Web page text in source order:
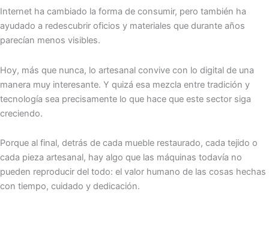
Internet ha cambiado la forma de consumir, pero también ha
ayudado a redescubrir oficios y materiales que durante años
parecían menos visibles.
Hoy, más que nunca, lo artesanal convive con lo digital de una
manera muy interesante. Y quizá esa mezcla entre tradición y
tecnología sea precisamente lo que hace que este sector siga
creciendo.
Porque al final, detrás de cada mueble restaurado, cada tejido o
cada pieza artesanal, hay algo que las máquinas todavía no
pueden reproducir del todo: el valor humano de las cosas hechas
con tiempo, cuidado y dedicación.